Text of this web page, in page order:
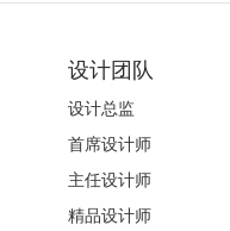
设计团队
设计总监
首席设计师
主任设计师
精品设计师